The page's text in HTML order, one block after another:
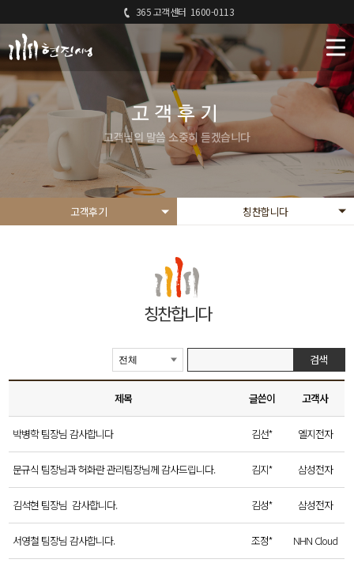
365 고객센터 1600-0113
고객후기
고객님의 말씀 소중히 듣겠습니다
고객후기 칭찬합니다
칭찬합니다
검색
제목 글쓴이 고객사
박병학 팀장님 감사합니다 김선* 엘지전자
문규식 팀장님과 허화란 관리팀장님께 감사드립니다. 김지* 삼성전자
김석현 팀장님 감사합니다. 김성* 삼성전자
서영철 팀장님 감사합니다. 조정* NHN Cloud